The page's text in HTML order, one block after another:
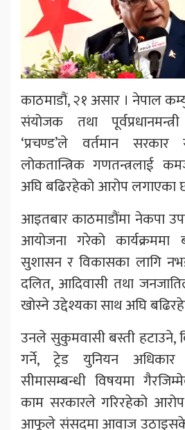
काठमाडौं, २१ असार । नेपाल
संयोजक तथा
‘प्रचण्ड’ले वर्तमान
लोकतान्त्रिक गणतन्त्रलाई
अघि बढिरहेको आरोप लगाएका
आइतबार काठमाडौंमा नेकपा
आयोजना गरेको
सुशासन र विकासका लागि
दलित, आदिवासी तथा
खोस्ने उद्देश्यका साथ अघि
उनले सुकुमवासी बस्ती हटाउने,
गर्ने, ट्रेड युनियन
सीमासम्बन्धी विषयमा
काम सरकारले गरिरहेको
आफूले संसदमा आवाज